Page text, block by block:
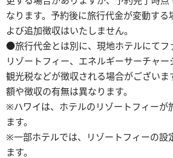
なります。予約後に旅行代金が変動する
よび追加徴収はいたしません。
●旅行代金とは別に、現地ホテルにてフ
リゾートフィー、エネルギーサーチャー
観光税などが徴収される場合がございま
額や徴収の有無は異なります。
※ハワイは、ホテルのリゾートフィーが
ます。
※一部ホテルでは、リゾートフィーの設
ます。